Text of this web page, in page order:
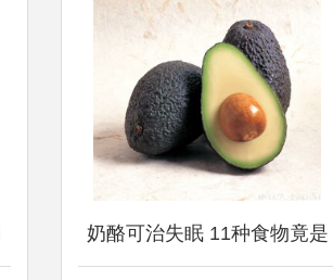
奶酪可治失眠 11种食物竟是